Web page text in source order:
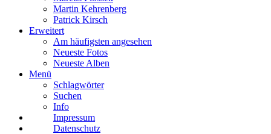
Martin Kehrenberg
Patrick Kirsch
Erweitert
Am häufigsten angesehen
Neueste Fotos
Neueste Alben
Menü
Schlagwörter
Suchen
Info
Impressum
Datenschutz